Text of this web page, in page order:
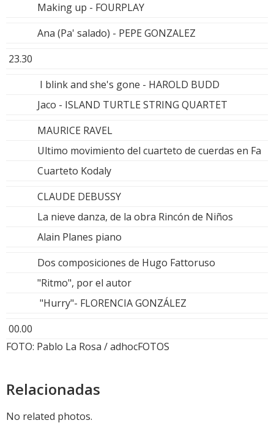
Making up - FOURPLAY
Ana (Pa' salado) - PEPE GONZALEZ
23.30
I blink and she's gone - HAROLD BUDD
Jaco - ISLAND TURTLE STRING QUARTET
MAURICE RAVEL
Ultimo movimiento del cuarteto de cuerdas en Fa
Cuarteto Kodaly
CLAUDE DEBUSSY
La nieve danza, de la obra Rincón de Niños
Alain Planes piano
Dos composiciones de Hugo Fattoruso
"Ritmo", por el autor
"Hurry"- FLORENCIA GONZÁLEZ
00.00
FOTO: Pablo La Rosa / adhocFOTOS
Relacionadas
No related photos.